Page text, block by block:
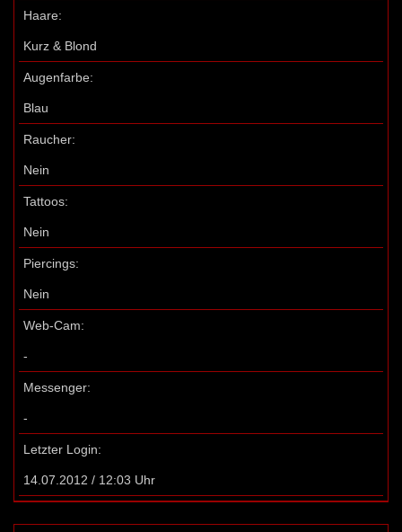
Haare:
Kurz & Blond
Augenfarbe:
Blau
Raucher:
Nein
Tattoos:
Nein
Piercings:
Nein
Web-Cam:
-
Messenger:
-
Letzter Login:
14.07.2012 / 12:03 Uhr